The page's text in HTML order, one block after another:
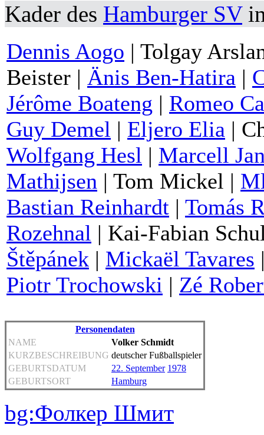
Kader des Hamburger SVin
Dennis Aogo | Tolgay
Beister | Änis Ben-Hatira |
Jérôme Boateng | Romeo
Guy Demel | Eljero Elia |
Wolfgang Hesl | Marcell
Mathijsen | Tom Mickel |
Bastian Reinhardt | Tomás
Rozehnal | Kai-Fabian
Štěpánek | Mickaël Tavares
Piotr Trochowski | Zé
Personendaten
NAME
Volker Schmidt
KURZBESCHREIBUNG deutscher Fußballspieler
GEBURTSDATUM
22. September 1978
GEBURTSORT
Hamburg
bg:Фолкер Шмит